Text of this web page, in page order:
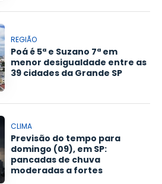
REGIÃO
Poá é 5ª e Suzano 7ª em
menor desigualdade entre as
39 cidades da Grande SP
CLIMA
Previsão do tempo para
domingo (09), em SP:
pancadas de chuva
moderadas a fortes